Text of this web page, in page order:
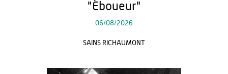
"Éboueur"
06/08/2026
SAINS RICHAUMONT